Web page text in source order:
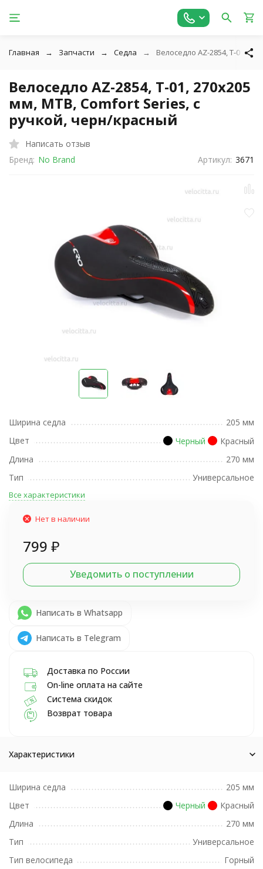
Главная Запчасти Седла Велоседло AZ-2854, T-01,
Велоседло AZ-2854, T-01, 270х205
мм, MTB, Comfort Series, с
ручкой, черн/красный
Написать отзыв
Бренд: No Brand Артикул: 3671
Ширина седла
205 мм
Цвет
Черный
Красный
Длина
270 мм
Тип
Универсальное
Все характеристики
Нет в наличии
799 ₽
Уведомить о поступлении
Написать в Whatsapp
Написать в Telegram
Доставка по России
On-line оплата на сайте
Система скидок
Возврат товара
Характеристики
Ширина седла
205 мм
Цвет
Черный
Красный
Длина
270 мм
Тип
Универсальное
Тип велосипеда
Горный